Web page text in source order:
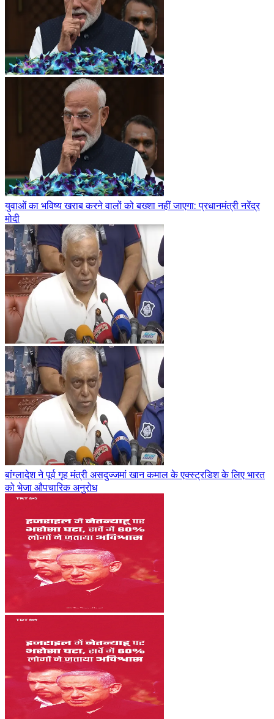
युवाओं का भविष्य खराब करने वालों को बख्शा नहीं जाएगा: प्रधानमंत्री नरेंद्र
मोदी
बांग्लादेश ने पूर्व गृह मंत्री असदुज्जमां खान कमाल के एक्स्ट्रडिश के लिए भारत
को भेजा औपचारिक अनुरोध